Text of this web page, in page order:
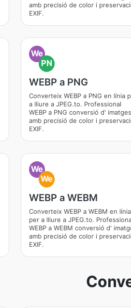
amb precisió de color i
EXIF.
We
PN
WEBP a PNG
Converteix WEBP a PNG en línia
a lliure a JPEG.to. Professional
WEBP a PNG conversió d' imatges
amb precisió de color i
EXIF.
We
We
WEBP a WEBM
Converteix WEBP a WEBM en línia
per a lliure a JPEG.to.
WEBP a WEBM conversió d'
amb precisió de color i
EXIF.